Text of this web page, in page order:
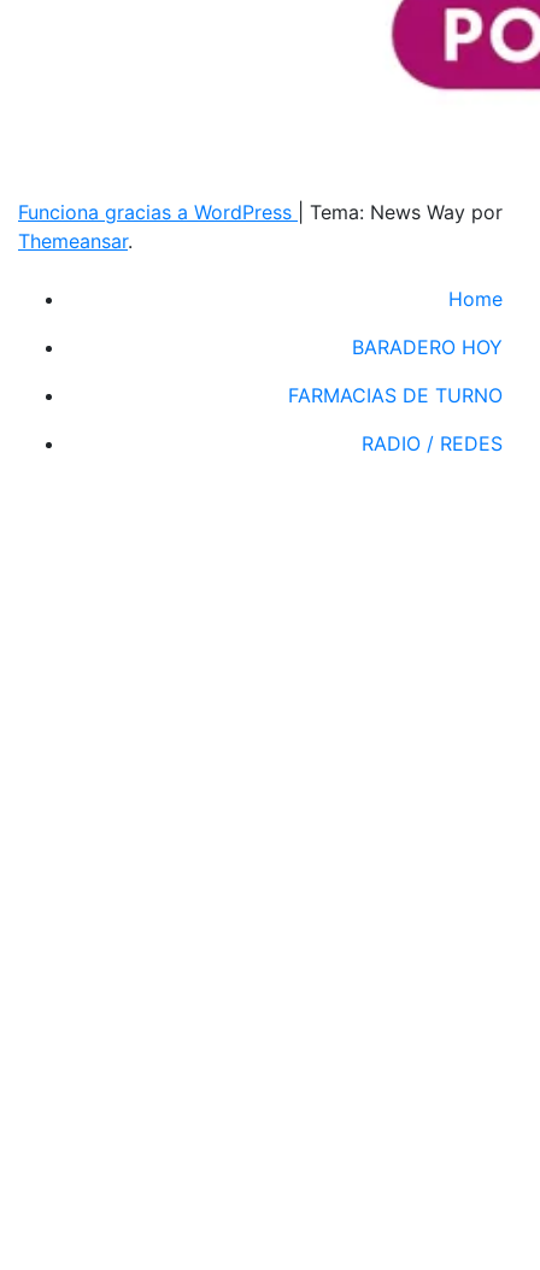
Funciona gracias a WordPress
Tema: News Way por
Themeansar.
Home
BARADERO HOY
FARMACIAS DE TURNO
RADIO / REDES